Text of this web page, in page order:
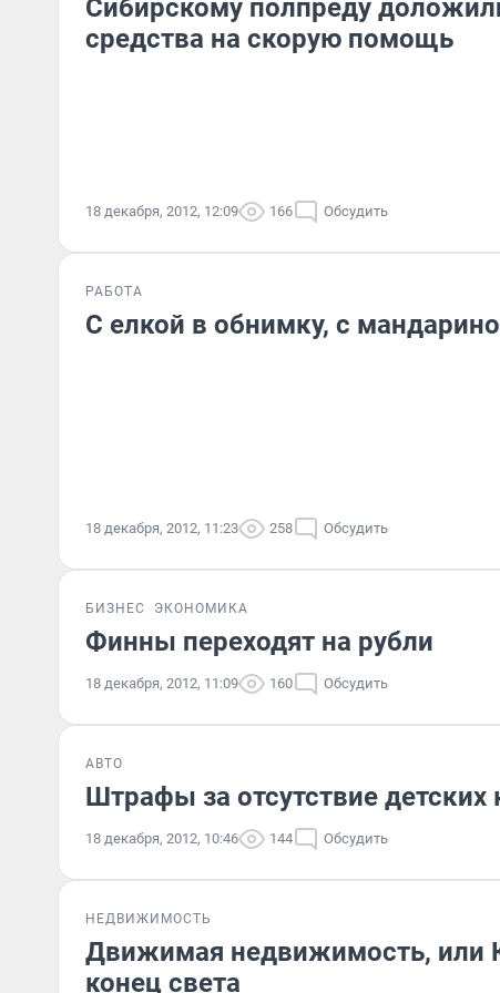
Сибирскому полпреду
средства на скорую помощь
18 декабря, 2012, 12:09 166 Обсудить
РАБОТА
С елкой в обнимку, с
18 декабря, 2012, 11:23 258 Обсудить
БИЗНЕС ЭКОНОМИКА
Финны переходят на рубли
18 декабря, 2012, 11:09 160 Обсудить
АВТО
Штрафы за отсутствие детских
18 декабря, 2012, 10:46 144 Обсудить
НЕДВИЖИМОСТЬ
Движимая недвижимость, или
конец света